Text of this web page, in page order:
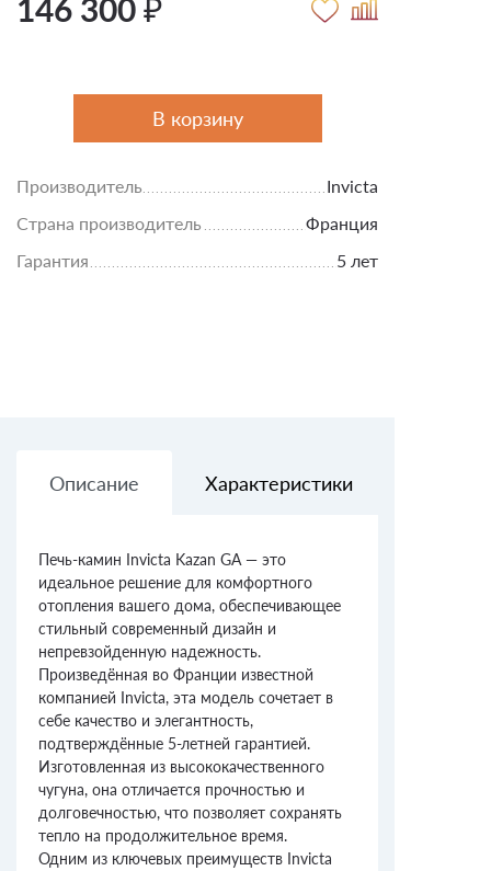
146 300 ₽
В корзину
Производитель
Invicta
Страна производитель
Франция
Гарантия
5 лет
Описание Характеристики
Печь-камин Invicta Kazan GA — это
идеальное решение для комфортного
отопления вашего дома, обеспечивающее
стильный современный дизайн и
непревзойденную надежность.
Произведённая во Франции известной
компанией Invicta, эта модель сочетает в
себе качество и элегантность,
подтверждённые 5-летней гарантией.
Изготовленная из высококачественного
чугуна, она отличается прочностью и
долговечностью, что позволяет сохранять
тепло на продолжительное время.
Одним из ключевых преимуществ Invicta